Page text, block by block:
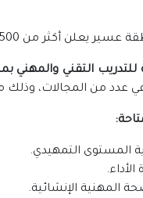
من 1500 مقعد تدريبي مجاني للجنسين
للتدريب التقني
المستوى التمهيدي.
الأداء.
المهنية الإنشائية.